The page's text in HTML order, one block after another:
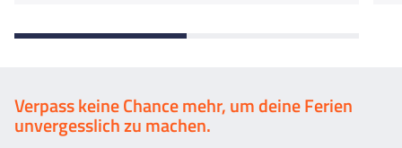
Verpass keine Chance mehr, um deine Ferien
unvergesslich zu machen.